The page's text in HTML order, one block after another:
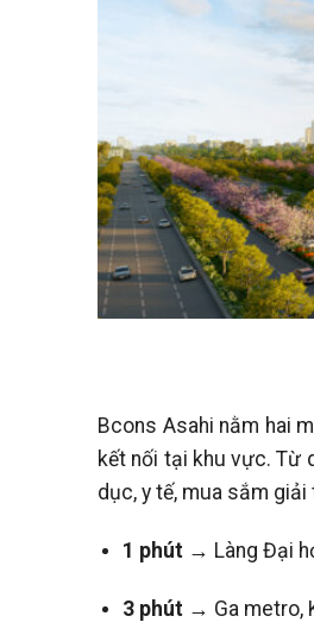
Bcons Asahi nằm hai
kết nối tại khu vực.Từ
dục, y tế, mua sắm giải
1 phút→ Làng Đại
3 phút→ Ga metro,